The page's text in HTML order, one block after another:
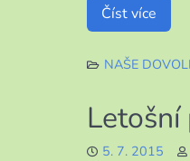
Číst více
NAŠE
5. 7. 2015